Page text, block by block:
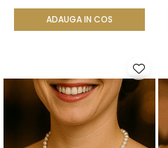
ADAUGA IN COS